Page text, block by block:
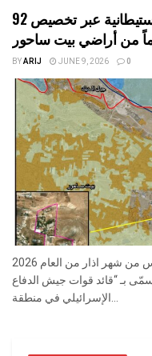
الاحتلال يرسّخ بؤرة “يتسيف” الاستيطانية عبر تخصيص 92
من أراضي بيت ساحور
BYARIJ JUNE 9, 2026 0
أصدر جيش الاحتلال الإسرائيلي في الخامس من شهر اذار من العام 2026
بـ “قائد قوات جيش الدفاع